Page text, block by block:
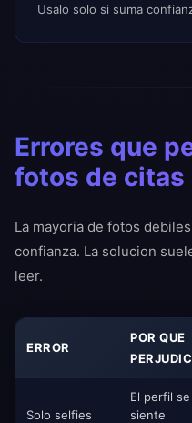
Usalo solo si suma
Errores que
fotos de citas
La mayoria de fotos
confianza. La solucion
leer.
ERROR
POR QUE
Solo selfies
El perfil se
siente